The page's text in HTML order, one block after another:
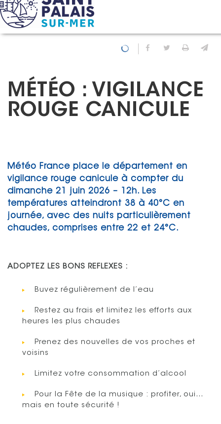
Panneau de gestion des cookies
Accueil Actualités
Partager sur
Partager
MÉTÉO : VIGILANCE
ROUGE CANICULE
Météo France place le département en
vigilance rouge canicule à compter du
dimanche 21 juin 2026 – 12h. Les
températures atteindront 38 à 40°C en
journée, avec des nuits particulièrement
chaudes, comprises entre 22 et 24°C.
ADOPTEZ LES BONS REFLEXES :
Buvez régulièrement de l’eau
Restez au frais et limitez les efforts aux
heures les plus chaudes
Prenez des nouvelles de vos proches et
voisins
Limitez votre consommation d’alcool
Pour la Fête de la musique : profiter, oui…
mais en toute sécurité !